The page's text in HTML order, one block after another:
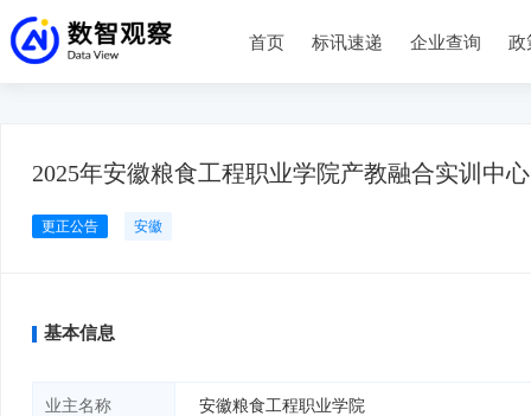
首页 标讯速递 企业查询 政
2025年安徽粮食工程职业学院产教融合实训中
更正公告 安徽
基本信息
业主名称 安徽粮食工程职业学院